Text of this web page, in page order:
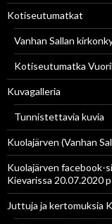
Kotiseutumatkat
Vanhan Sallan
Kotiseutumatka
Kuvagalleria
Tunnistettavia kuvia
Kuolajärven (Vanhan
Kuolajärven facebook-
Kievarissa 20.07.2020
Juttuja ja kertomuksia